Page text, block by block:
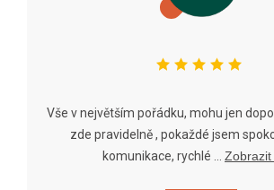
Vše v největším pořádku, mohu jen
zde pravidelně , pokaždé jsem
komunikace, rychlé ...
Zobrazit